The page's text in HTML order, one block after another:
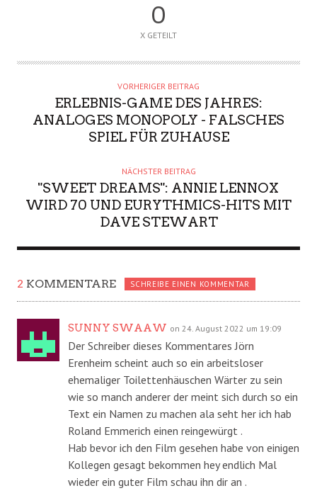
0
X GETEILT
VORHERIGER BEITRAG
ERLEBNIS-GAME DES JAHRES:
ANALOGES MONOPOLY - FALSCHES
SPIEL FÜR ZUHAUSE
NÄCHSTER BEITRAG
"SWEET DREAMS": ANNIE LENNOX
WIRD 70 UND EURYTHMICS-HITS MIT
DAVE STEWART
2 KOMMENTARE SCHREIBE EINEN KOMMENTAR
SUNNY SWAAW on 24. August 2022 um 19:09
Der Schreiber dieses Kommentares Jörn
Erenheim scheint auch so ein arbeitsloser
ehemaliger Toilettenhäuschen Wärter zu sein
wie so manch anderer der meint sich durch so ein
Text ein Namen zu machen ala seht her ich hab
Roland Emmerich einen reingewürgt .
Hab bevor ich den Film gesehen habe von einigen
Kollegen gesagt bekommen hey endlich Mal
wieder ein guter Film schau ihn dir an .